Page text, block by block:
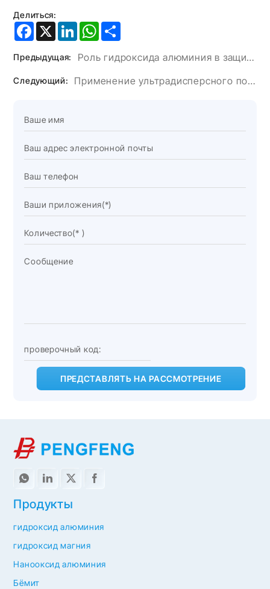
Делиться:
Facebook
X LinkedInWhatsApp
Предыдущая: Роль гидроксида алюминия в защите окружающей среды
Следующий: Применение ультрадисперсного порошка гидроксида алюминия в клее для искусственного камня.
ПРЕДСТАВЛЯТЬ НА РАССМОТРЕНИЕ
Продукты
гидроксид алюминия
гидроксид магния
Нанооксид алюминия
Бёмит